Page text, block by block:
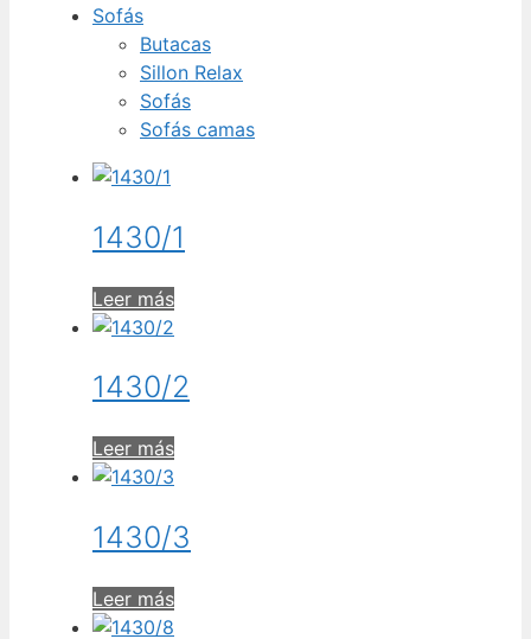
Sofás
Butacas
Sillon Relax
Sofás
Sofás camas
1430/1
Leer más
1430/2
Leer más
1430/3
Leer más